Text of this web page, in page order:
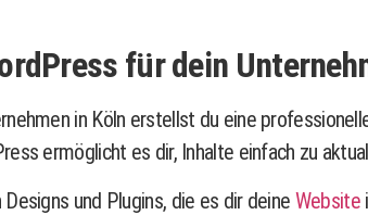
für dein
in Köln erstellst du eine
ermöglicht es dir, Inhalte einfach zu
und Plugins, die es dir deine Website